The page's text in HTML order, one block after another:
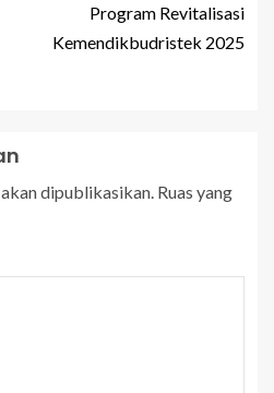
Program Revitalisasi
Kemendikbudristek 2025
dipublikasikan. Ruas yang